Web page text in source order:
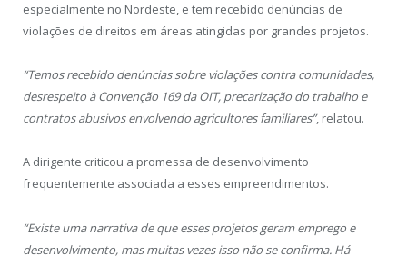
especialmente no Nordeste, e tem recebido denúncias de
violações de direitos em áreas atingidas por grandes projetos.
“Temos recebido denúncias sobre violações contra comunidades,
desrespeito à Convenção 169 da OIT, precarização do trabalho e
contratos abusivos envolvendo agricultores familiares”, relatou.
A dirigente criticou a promessa de desenvolvimento
frequentemente associada a esses empreendimentos.
“Existe uma narrativa de que esses projetos geram emprego e
desenvolvimento, mas muitas vezes isso não se confirma. Há